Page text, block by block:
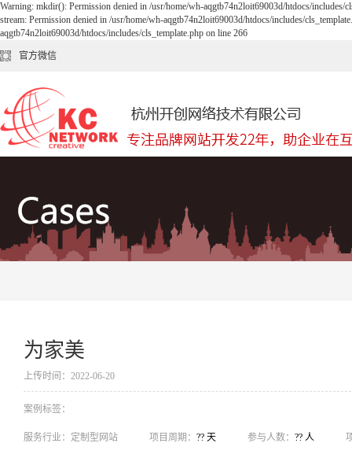
Warning: mkdir(): Permission denied in /usr/home/wh-aqgtb74n2loit69003d/htdocs/
stream: Permission denied in /usr/home/wh-aqgtb74n2loit69003d/htdocs/includes/
aqgtb74n2loit69003d/htdocs/includes/cls_template.php on line 266
官方微信
为家美
上传时间：2022-06-20
案例标签：
服务行业： 定制型网站 项目周期： ?? 天 参与人数： ?? 人